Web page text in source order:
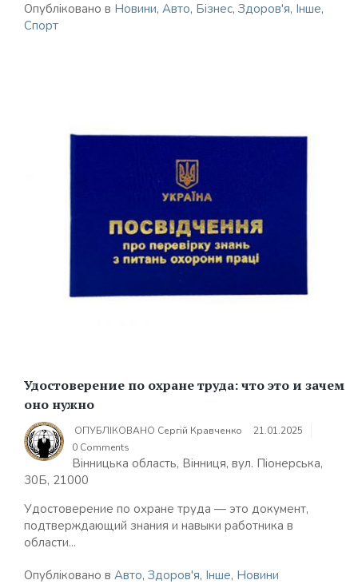
Опубліковано в Новини, Авто, Бізнес, Здоров'я, Інше,
Спорт
Удостоверение по охране труда: что это и зачем
оно нужно
ОПУБЛІКОВАНО Сергій Кравченко
21.01.2025
0 Comments
Вінницька область, Вінниця, вул. Піонерська,
30Б, 21000
Удостоверение по охране труда — это документ,
подтверждающий знания и навыки работника в
области...
Опубліковано в Авто, Здоров'я, Інше, Новини